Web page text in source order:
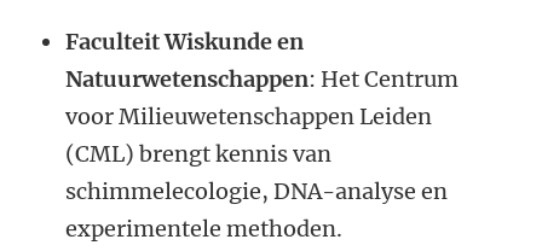
Faculteit Wiskunde en
Natuurwetenschappen: Het Centrum
voor Milieuwetenschappen Leiden
(CML) brengt kennis van
schimmelecologie, DNA-analyse en
experimentele methoden.